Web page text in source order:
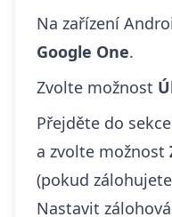
Na zařízení
Google One.
Zvolte možnost
Přejděte do sekce
a zvolte možnost
(pokud
Nastavit